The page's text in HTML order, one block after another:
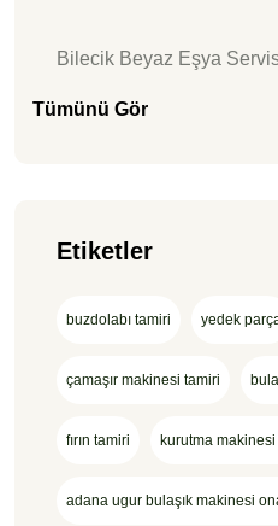
Bilecik Beyaz Eşya
Tümünü Gör
Etiketler
buzdolabı tamiri yedek
çamaşır makinesi tamiri
fırın tamiri kurutma makinesi
adana ugur bulaşık makinesi